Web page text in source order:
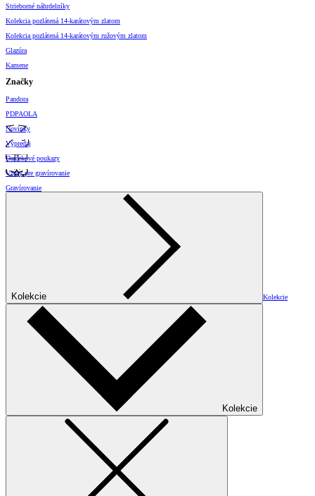
Strieborné náhrdelníky
Kolekcia pozlátená 14-karátovým zlatom
Kolekcia pozlátená 14-karátovým ružovým zlatom
Glazúra
Kamene
Značky
Pandora
PDPAOLA
Novinky
Výpredaj
Darčekové poukazy
Vzory pre gravírovanie
Gravírovanie
Kolekcie Kolekcie
Kolekcie